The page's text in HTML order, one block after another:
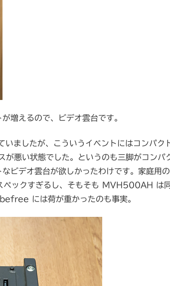
増えるので、ビデオ雲台です。
いましたが、こういうイベントにはコンパク
が悪い状態でした。というのも三脚がコンパ
ビデオ雲台が欲しかったわけです。家庭用の
ックすぎるし、そもそも MVH500AH は
には荷が重かったのも事実。